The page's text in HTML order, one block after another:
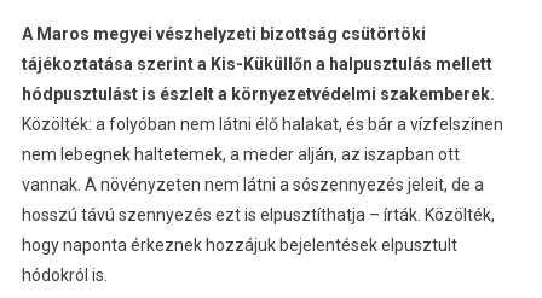
A Maros megyei vészhelyzeti bizottság csütörtöki
tájékoztatása szerint a Kis-Küküllőn a halpusztulás mellett
hódpusztulást is észlelt a környezetvédelmi szakemberek.
Közölték: a folyóban nem látni élő halakat, és bár a vízfelszínen
nem lebegnek haltetemek, a meder alján, az iszapban ott
vannak. A növényzeten nem látni a sószennyezés jeleit, de a
hosszú távú szennyezés ezt is elpusztíthatja – írták. Közölték,
hogy naponta érkeznek hozzájuk bejelentések elpusztult
hódokról is.